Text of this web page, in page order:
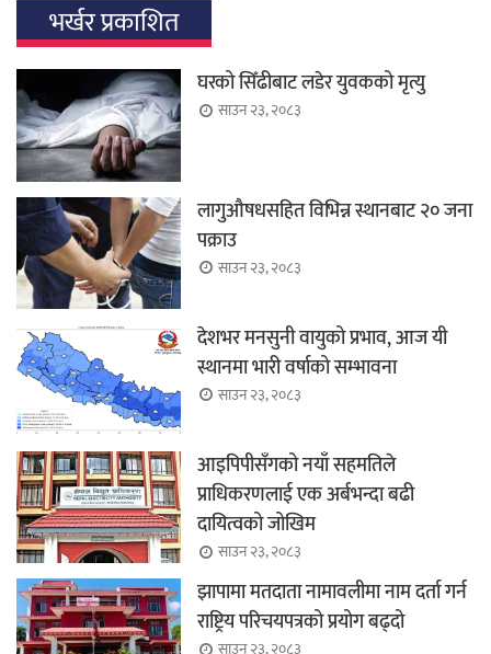
भर्खर प्रकाशित
घरको सिँढीबाट लडेर युवकको मृत्यु
साउन २३, २०८३
लागुऔषधसहित विभिन्न स्थानबाट २० जना
पक्राउ
साउन २३, २०८३
देशभर मनसुनी वायुको प्रभाव, आज यी
स्थानमा भारी वर्षाको सम्भावना
साउन २३, २०८३
आइपिपीसँगको नयाँ सहमतिले
प्राधिकरणलाई एक अर्बभन्दा बढी
दायित्वको जोखिम
साउन २३, २०८३
झापामा मतदाता नामावलीमा नाम दर्ता गर्न
राष्ट्रिय परिचयपत्रको प्रयोग बढ्दो